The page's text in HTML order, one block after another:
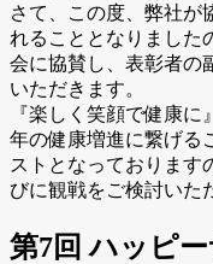
さて、この度、弊社が
れることとなりました
会に協賛し、表彰者の
いただきます。
『楽しく笑顔で健康
年の健康増進に繋げる
ストとなっております
びに観戦をご検討いた
第7回 ハッピ